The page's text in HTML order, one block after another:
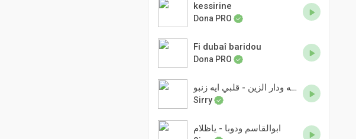
kessirine
Dona PRO
Fi dubaî baridou
Dona PRO
عبد الله ودار الزين - قلبي ايه زنبو
Sirry
ابوالقاسم ودوبا - ياظلام